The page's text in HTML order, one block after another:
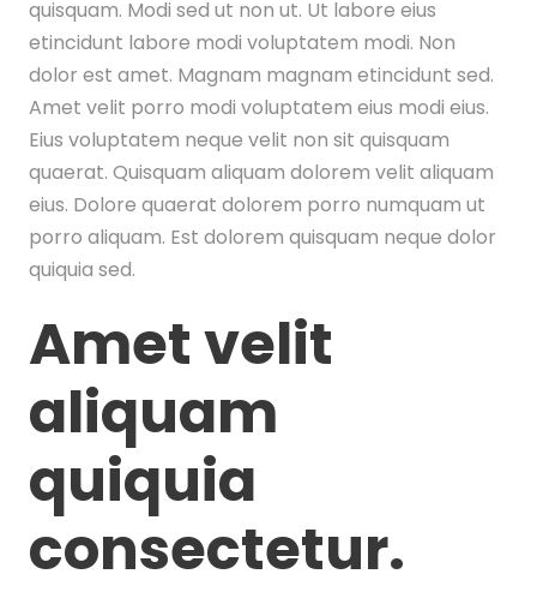
quisquam. Modi sed ut non ut. Ut labore eius
etincidunt labore modi voluptatem modi. Non
dolor est amet. Magnam magnam etincidunt sed.
Amet velit porro modi voluptatem eius modi eius.
Eius voluptatem neque velit non sit quisquam
quaerat. Quisquam aliquam dolorem velit aliquam
eius. Dolore quaerat dolorem porro numquam ut
porro aliquam. Est dolorem quisquam neque dolor
quiquia sed.
Amet velit
aliquam
quiquia
consectetur.